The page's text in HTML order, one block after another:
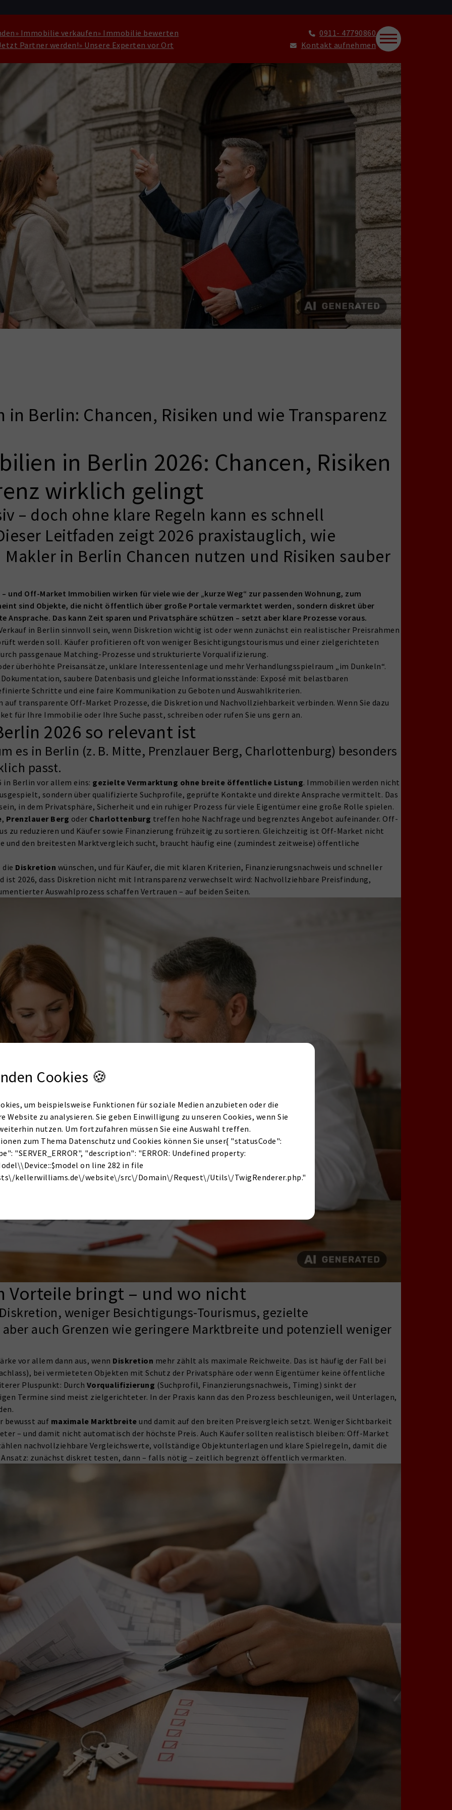
» Immobilie verkaufen» Immobilie bewerten
Partner werden!» Unsere Experten vor Ort
0911- 47790860
Kontakt aufnehmen
Berlin: Chancen, Risiken und wie Transparenz
in Berlin 2026: Chancen, Risiken
wirklich gelingt
– doch ohne klare Regeln kann es schnell
Leitfaden zeigt 2026 praxistauglich, wie
in Berlin Chancen nutzen und Risiken sauber
und Off-Market Immobilien wirken für viele wie der „kurze Weg“ zur passenden Wohnung, zum
sind Objekte, die nicht öffentlich über große Portale vermarktet werden, sondern diskret über
Das kann Zeit sparen und Privatsphäre schützen – setzt aber klare Prozesse voraus.
in Berlin sinnvoll sein, wenn Diskretion wichtig ist oder wenn zunächst ein realistischer Preisrahmen
werden soll. Käufer profitieren oft von weniger Besichtigungstourismus und einer zielgerichteten
passgenaue Matching-Prozesse und strukturierte Vorqualifizierung.
überhöhte Preisansätze, unklare Interessentenlage und mehr Verhandlungsspielraum „im Dunkeln“.
saubere Datenbasis und gleiche Informationsstände: Exposé mit belastbaren
Schritte und eine faire Kommunikation zu Geboten und Auswahlkriterien.
transparente Off-Market Prozesse, die Diskretion und Nachvollziehbarkeit verbinden. Wenn Sie dazu
für Ihre Immobilie oder Ihre Suche passt, schreiben oder rufen Sie uns gern an.
2026 so relevant ist
es in Berlin (z. B. Mitte, Prenzlauer Berg, Charlottenburg) besonders
passt.
in Berlin vor allem eins: gezielte Vermarktung ohne breite öffentliche Listung. Immobilien werden nicht
sondern über qualifizierte Suchprofile, geprüfte Kontakte und direkte Ansprache vermittelt. Das
in dem Privatsphäre, Sicherheit und ein ruhiger Prozess für viele Eigentümer eine große Rolle spielen.
, Prenzlauer Berg oder Charlottenburg treffen hohe Nachfrage und begrenztes Angebot aufeinander. Off-
zu reduzieren und Käufer sowie Finanzierung frühzeitig zu sortieren. Gleichzeitig ist Off-Market nicht
und den breitesten Marktvergleich sucht, braucht häufig eine (zumindest zeitweise) öffentliche
Diskretion wünschen, und für Käufer, die mit klaren Kriterien, Finanzierungsnachweis und schneller
2026, dass Diskretion nicht mit Intransparenz verwechselt wird: Nachvollziehbare Preisfindung,
Auswahlprozess schaffen Vertrauen – auf beiden Seiten.
Vorteile bringt – und wo nicht
weniger Besichtigungs-Tourismus, gezielte
auch Grenzen wie geringere Marktbreite und potenziell weniger
vor allem dann aus, wenn Diskretion mehr zählt als maximale Reichweite. Das ist häufig der Fall bei
bei vermieteten Objekten mit Schutz der Privatsphäre oder wenn Eigentümer keine öffentliche
Pluspunkt: Durch Vorqualifizierung (Suchprofil, Finanzierungsnachweis, Timing) sinkt der
Termine sind meist zielgerichteter. In der Praxis kann das den Prozess beschleunigen, weil Unterlagen,
bewusst auf maximale Marktbreite und damit auf den breiten Preisvergleich setzt. Weniger Sichtbarkeit
– und damit nicht automatisch der höchste Preis. Auch Käufer sollten realistisch bleiben: Off-Market
nachvollziehbare Vergleichswerte, vollständige Objektunterlagen und klare Spielregeln, damit die
zunächst diskret testen, dann – falls nötig – zeitlich begrenzt öffentlich vermarkten.
Cookies 🍪
um beispielsweise Funktionen für soziale Medien anzubieten oder die
Website zu analysieren. Sie geben Einwilligung zu unseren Cookies, wenn Sie
nutzen. Um fortzufahren müssen Sie eine Auswahl treffen.
zum Thema Datenschutz und Cookies können Sie unser{ "statusCode":
"SERVER_ERROR", "description": "ERROR: Undefined property:
on line 282 in file
kellerwilliams.de\/website\/src\/Domain\/Request\/Utils\/TwigRenderer.php."